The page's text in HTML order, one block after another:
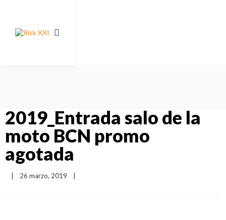
2019_Entrada salo de la
moto BCN promo
agotada
26 marzo, 2019